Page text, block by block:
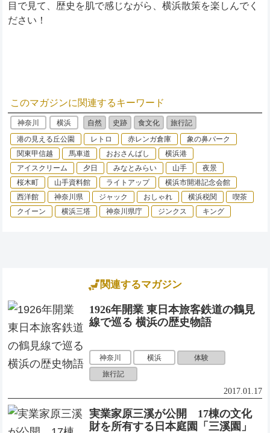
目で見て、歴史を肌で感じながら、横浜散策を楽しんでく
ださい！
このマガジンに関連するキーワード
神奈川 横浜 自然 史跡 食文化
旅行記
港の見える丘公園
レトロ 赤レンガ倉庫
象の鼻パーク
関東甲信越
馬車道 おおさんばし
横浜港
アイスクリーム
夕日 みなとみらい 山手
夜景
桜木町
山手資料館 ライトアップ
横浜市開港記念会館
西洋館
神奈川県 ジャック おしゃれ 横浜税関
喫茶
クイーン
横浜三塔 神奈川県庁 ジンクス キング
関連するマガジン
1926年開業 東日本旅客鉄道の鶴見
線で巡る 横浜の歴史物語
神奈川 横浜
体験
旅行記
2017.01.17
実業家原三溪が公開 17棟の文化
財を所有する日本庭園「三溪園」